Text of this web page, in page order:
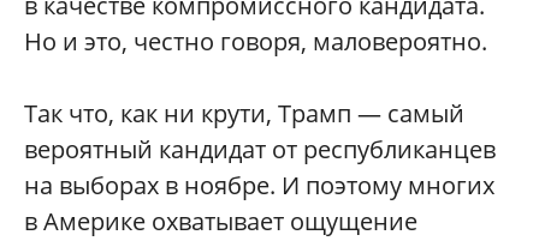
Но и это, честно говоря, маловероятно.
Так что, как ни крути, Трамп — самый
вероятный кандидат от республиканцев
на выборах в ноябре. И поэтому многих
в Америке охватывает ощущение